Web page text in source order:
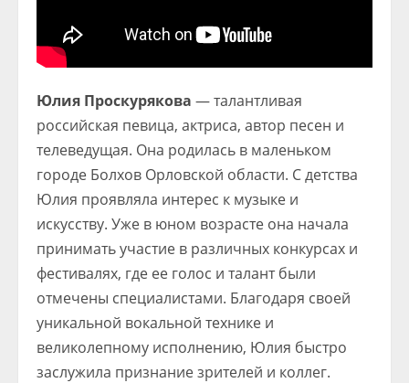
Юлия Проскурякова — талантливая
российская певица, актриса, автор песен и
телеведущая. Она родилась в маленьком
городе Болхов Орловской области. С детства
Юлия проявляла интерес к музыке и
искусству. Уже в юном возрасте она начала
принимать участие в различных конкурсах и
фестивалях, где ее голос и талант были
отмечены специалистами. Благодаря своей
уникальной вокальной технике и
великолепному исполнению, Юлия быстро
заслужила признание зрителей и коллег.